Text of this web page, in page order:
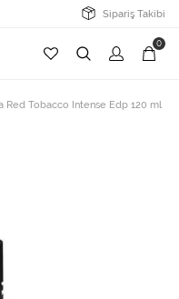
Sipariş Takibi
0
Red Tobacco Intense Edp 120 ml